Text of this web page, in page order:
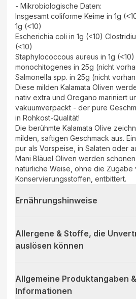
- Mikrobiologische Daten:
Insgesamt coliforme Keime in 1g
1g (<10)
Escherichia coli in 1g (<10)
(<10)
Staphylococcous aureus in 1g (<10)
monochitogenes in 25g (nicht
Salmonella spp. in 25g (nicht
Diese milden Kalamata Oliven werden nur in Bio Olivenöl
nativ extra und Oregano mariniert
vakuumverpackt - der pure
in Rohkost-Qualität!
Die berühmte Kalamata Olive
milden, saftigen Geschmack aus.
pur als Vorspeise, in Salaten oder
Mani Bläuel Oliven werden
natürliche Weise, ohne die Zugabe
Konservierungsstoffen, entbittert.
Ernährungshinweise
Allergene & Stoffe, die
auslösen können
Allgemeine Produktangaben
Informationen